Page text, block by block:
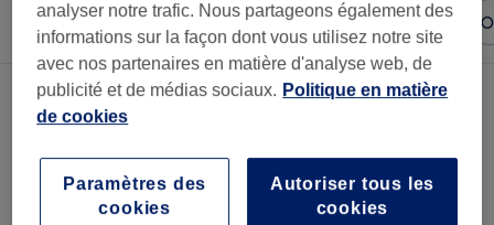
Trier par N'importe quel prix Marques Salons
Un établissement offrant:hammam et sauna à Vallée de Loire
analyser notre trafic. Nous partageons également des
informations sur la façon dont vous utilisez notre site
avec nos partenaires en matière d'analyse web, de
publicité et de médias sociaux. Politique en matière
de cookies
Autoriser tous les
cookies
Paramètres des
cookies